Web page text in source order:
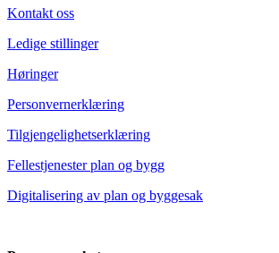
Kontakt oss
Ledige stillinger
Høringer
Personvernerklæring
Tilgjengelighetserklæring
Fellestjenester plan og bygg
Digitalisering av plan og byggesak